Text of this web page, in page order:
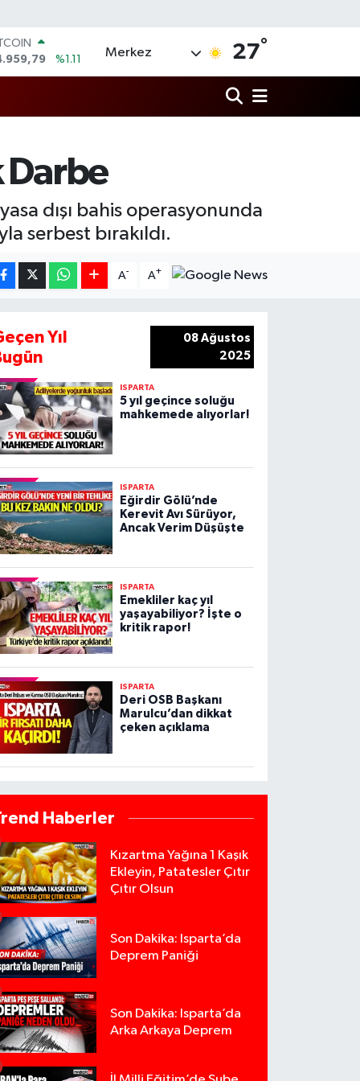
%1.11
%0.38
ALTIN
Merkez 27°
Darbe
dışı bahis operasyonunda
serbest bırakıldı.
A- A+
Yıl
08 Ağustos
2025
ISPARTA
5 yıl geçince soluğu
mahkemede alıyorlar!
ISPARTA
Eğirdir Gölü’nde
Kerevit Avı Sürüyor,
Ancak Verim Düşüşte
ISPARTA
Emekliler kaç yıl
yaşayabiliyor? İşte o
kritik rapor!
ISPARTA
Deri OSB Başkanı
Marulcu’dan dikkat
çeken açıklama
Haberler
Kızartma Yağına 1 Kaşık
Ekleyin, Patatesler Çıtır
Çıtır Olsun
Son Dakika: Isparta’da
Deprem Paniği
Son Dakika: Isparta’da
Arka Arkaya Deprem